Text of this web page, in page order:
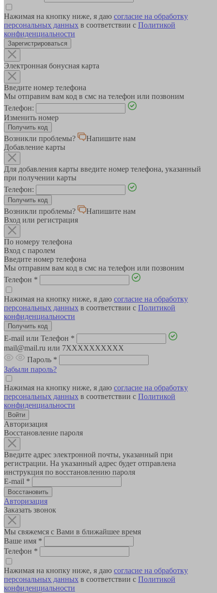
Нажимая на кнопку ниже, я даю согласие на обработку
персональных данных в соответствии с Политикой
конфиденциальности
Зарегистрироваться
Электронная бонусная карта
Введите номер телефона
Мы отправим вам код в смс на телефон или позвоним
Телефон:
Изменить номер
Возникли проблемы?
Напишите нам
Добавление карты
Для добавления карты введите номер телефона, указанный
при получении карты
Телефон:
Возникли проблемы?
Напишите нам
Вход или регистрация
По номеру телефона
Вход с паролем
Введите номер телефона
Мы отправим вам код в смс на телефон или позвоним
Телефон *
Нажимая на кнопку ниже, я даю согласие на обработку
персональных данных в соответствии с Политикой
конфиденциальности
E-mail или Телефон *
mail@mail.ru или 7XXXXXXXXXX
Пароль *
Забыли пароль?
Нажимая на кнопку ниже, я даю согласие на обработку
персональных данных в соответствии с Политикой
конфиденциальности
Авторизация
Восстановление пароля
Введите адрес электронной почты, указанный при
регистрации. На указанный адрес будет отправлена
инструкция по восстановлению пароля
E-mail *
Авторизация
Заказать звонок
Мы свяжемся с Вами в ближайшее время
Ваше имя *
Телефон *
Нажимая на кнопку ниже, я даю согласие на обработку
персональных данных в соответствии с Политикой
конфиденциальности